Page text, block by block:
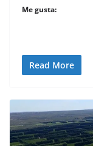
Me gusta:
Read More